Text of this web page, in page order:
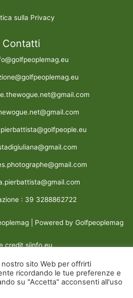
sulla Privacy
Contatti
: 39 3288862722
| Powered by Golfpeoplemag
credit siinfo.eu
sito Web per offrirti
ricordando le tue preferenze e
su "Accetta" acconsenti all'uso